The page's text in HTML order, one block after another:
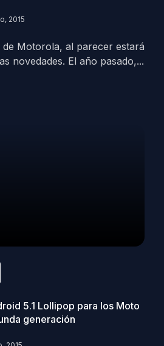
2015
Motorola, al parecer estará
novedades. El año pasado,...
5.1 Lollipop para los Moto
generación